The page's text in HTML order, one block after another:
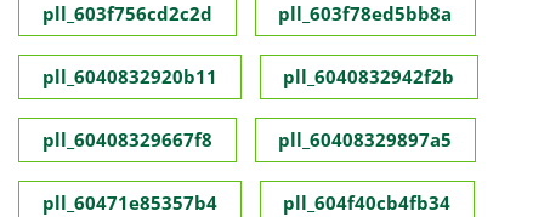
pll_603f756cd2c2d pll_603f78ed5bb8a
pll_6040832920b11 pll_6040832942f2b
pll_60408329667f8 pll_60408329897a5
pll_60471e85357b4 pll_604f40cb4fb34